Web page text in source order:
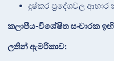
දුෂ්කර ප්‍රදේශවල
කලාපීය-විශේෂිත සංචාරක ඉඟි
ලතින් ඇමරිකාව: